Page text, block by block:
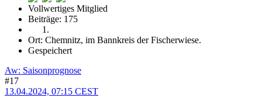
Vollwertiges Mitglied
Beiträge: 175
Ort: Chemnitz, im Bannkreis der Fischerwiese.
Gespeichert
Aw: Saisonprognose
#17
13.04.2024, 07:15 CEST